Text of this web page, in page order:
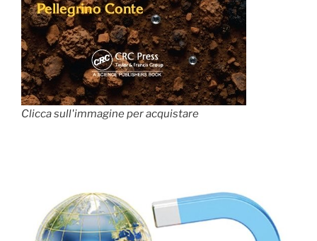
Clicca sull'immagine per acquistare